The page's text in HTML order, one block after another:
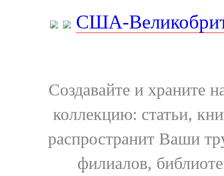
США-
Создавайте и храните
коллекцию: статьи,
распространит Ваши
филиалов,